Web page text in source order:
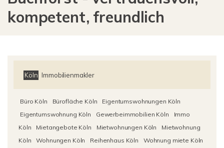
kompetent, freundlich
Köln Immobilienmakler
Büro Köln Bürofläche Köln
Eigentumswohnungen Köln
Eigentumswohnung Köln
Gewerbeimmobilien Köln
Immo
Köln
Mietangebote Köln Mietwohnungen Köln
Mietwohnung
Köln
Wohnungen Köln Reihenhaus Köln
Wohnung miete Köln